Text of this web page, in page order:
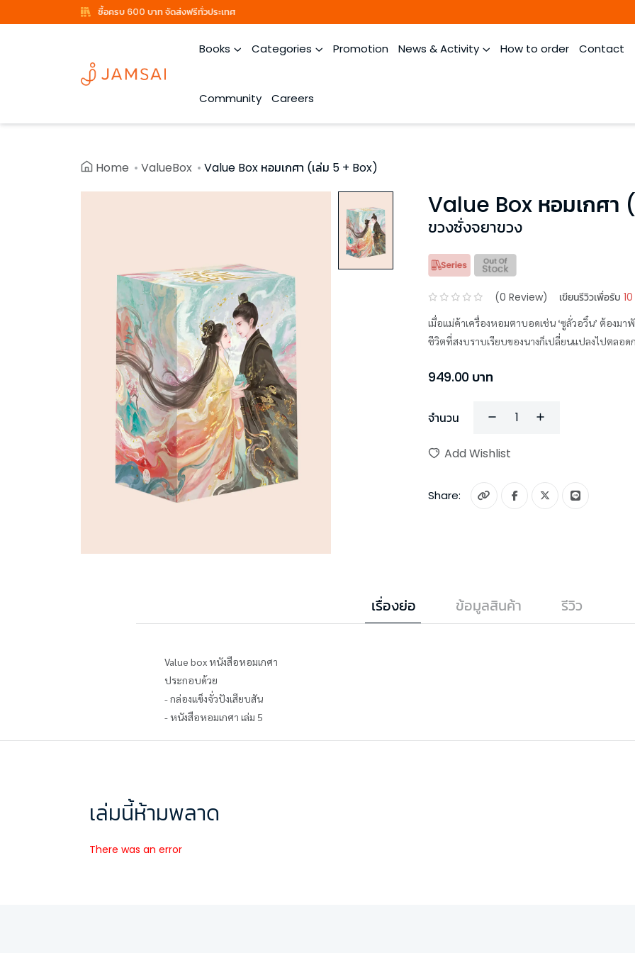
ซื้อครบ 600 บาท จัดส่งฟรีทั่วประเทศ
Books Categories Promotion News & Activity How to order Contact
Community Careers
Home ValueBox Value Box หอมเกศา (เล่ม 5 + Box)
Value Box หอมเกศา
ขวงซั่งจยาขวง
(0 Review) เขียนรีวิวเพื่อรับ
เมื่อแม่ค้าเครื่องหอมตาบอดเช่น ‘ซูลั่วอวิ๋น’ ต้องม
ชีวิตที่สงบราบเรียบของนางก็เปลี่ยนแปลงไปตลอด
949.00 บาท
จำนวน
Add Wishlist
Share:
เรื่องย่อ ข้อมูลสินค้า รีวิว
Value box หนังสือหอมเกศา
ประกอบด้วย
- กล่องแข็งจั่วปังเสียบสัน
- หนังสือหอมเกศา เล่ม 5
เล่มนี้ห้ามพลาด
There was an error